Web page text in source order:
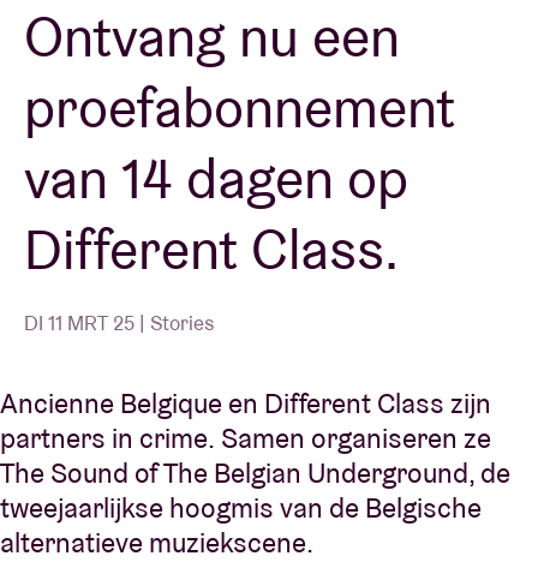
BRDCST
ABtv
Concertcheque
Over AB
Contact
Ontvang nu een
proefabonnement
van 14 dagen op
Different Class.
DI 11 MRT 25 | Stories
Ancienne Belgique en Different Class zijn
partners in crime. Samen organiseren ze
The Sound of The Belgian Underground, de
tweejaarlijkse hoogmis van de Belgische
alternatieve muziekscene.